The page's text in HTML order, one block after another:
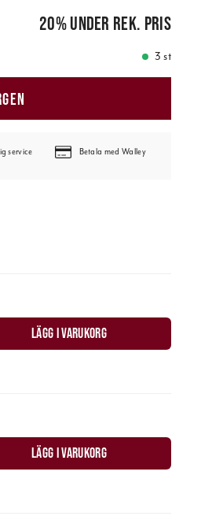
20%under rek. pris
3 st
service Betala med Walley
LÄGG I VARUKORG
LÄGG I VARUKORG